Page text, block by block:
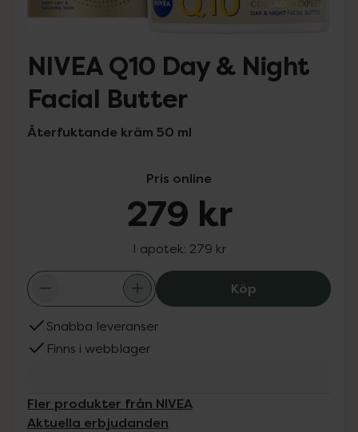
NIVEA Q10 Day & Night
Facial Butter
Återfuktande kräm 50 ml
Pris online
279 kr
I apotek: 279 kr
KöpNIVEA Q10
Snabba leveranser
Finns i webblager
Fler produkter från NIVEA
Aktuella erbjudanden